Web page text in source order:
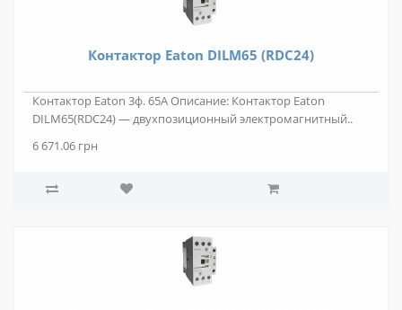
Контактор Eaton DILM65 (RDC24)
Контактор Eaton 3ф. 65А Описание: Контактор Eaton
DILM65(RDC24) — двухпозиционный электромагнитный..
6 671.06 грн